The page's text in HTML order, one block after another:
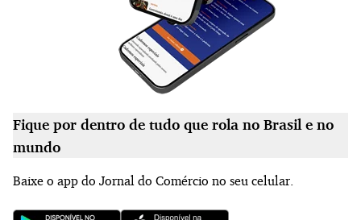
Fique por dentro de tudo que rola no Brasil e no
mundo
Baixe o app do Jornal do Comércio no seu celular.